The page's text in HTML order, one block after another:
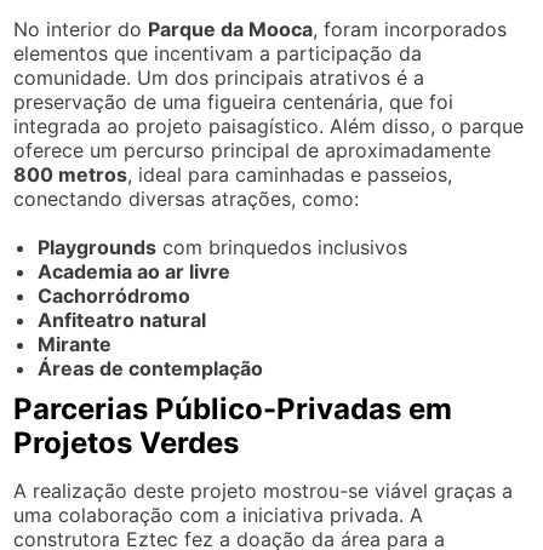
No interior do Parque da Mooca, foram incorporados
elementos que incentivam a participação da
comunidade. Um dos principais atrativos é a
preservação de uma figueira centenária, que foi
integrada ao projeto paisagístico. Além disso, o parque
oferece um percurso principal de aproximadamente
800 metros, ideal para caminhadas e passeios,
conectando diversas atrações, como:
Playgrounds com brinquedos inclusivos
Academia ao ar livre
Cachorródromo
Anfiteatro natural
Mirante
Áreas de contemplação
Parcerias Público-Privadas em
Projetos Verdes
A realização deste projeto mostrou-se viável graças a
uma colaboração com a iniciativa privada. A
construtora Eztec fez a doação da área para a